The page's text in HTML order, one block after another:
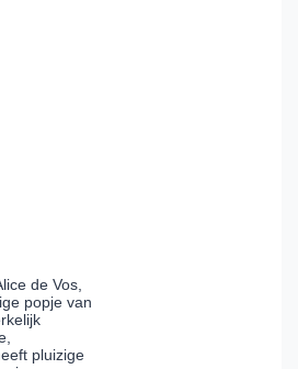
de Vos,
popje van
pluizige